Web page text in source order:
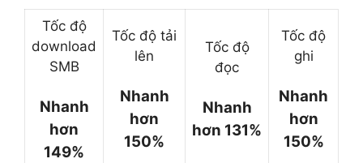
Tốc độ
download
SMB
Nhanh
hơn
149%
Tốc độ tải
lên
Nhanh
hơn
150%
Tốc độ
đọc
Nhanh
hơn 131%
Tốc độ
ghi
Nhanh
hơn
150%